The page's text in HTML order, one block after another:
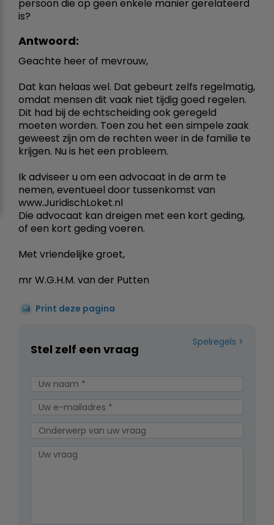
persoon die op geen enkele manier gerelateerd
is?
Antwoord:
Geachte heer of mevrouw,
Dat kan helaas wel. Dat gebeurt zelfs regelmatig,
omdat mensen dit vaak niet tijdig goed regelen.
Dit had bij de echtscheiding ook geregeld
moeten worden. Toen zou het een simpele zaak
geweest zijn om de rechten weer in de familie te
krijgen. Nu is het een probleem.
Ik adviseer u om een advocaat in de arm te
nemen, eventueel door tussenkomst van
www.JuridischLoket.nl
Die advocaat kan dreigen met een kort geding,
of een kort geding voeren.
Met vriendelijke groet,
mr W.G.H.M. van der Putten
Print deze pagina
Spelregels
Stel zelf een vraag